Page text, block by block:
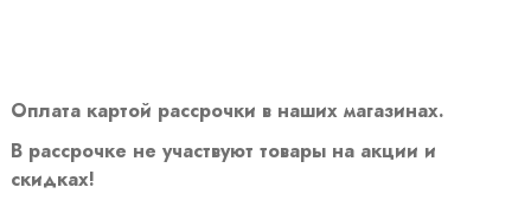
Оплата картой рассрочки в наших магазинах.
В рассрочке не участвуют товары на акции и
скидках!